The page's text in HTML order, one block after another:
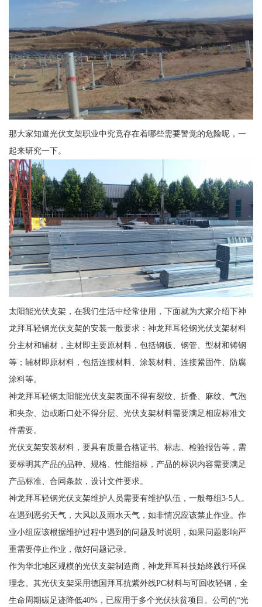
那大家知道光伏支架职业中究竟存在着哪些需要警觉的危险呢，一
起来研究一下。
太阳能光伏支架，在我们生活中经常使用，下面就为大家介绍下神
龙拜耳轻钢光伏支架的安装一般要求：神龙拜耳轻钢光伏支架材料
分主材和辅材，主材即主要原材料，包括钢板、钢管、型材和铸钢
等；辅材即原材料，包括连接材料、涂装材料、连接紧固件、防腐
涂料等。
神龙拜耳轻钢太阳能光伏支架表面不得有裂纹、折叠、麻纹、气泡
和夹杂、边或断口处不得分层、光伏支架材料需要满足相应标准文
件需要。
光伏支架安装材料，要具有质量合格证书、标志、检验报告等，需
要标明其产品的品种、规格、性能指标，产品的标识内容需要满足
产品标准、合同条款，设计文件要求。
神龙拜耳轻钢光伏支架维护人员需要有维护队伍，一般每组3-5人。
在遇到恶劣天气，大风以及雨水天气，如非情况应该禁止作业。作
业小组应该根据维护过程中遇到的问题及时说明，如果问题影响严
重需要停止作业，做好问题记录。
作为华北地区规模的光伏支架制造商，神龙拜耳科技始终践行环保
理念。其光伏支架采用德国拜耳抗紫外线PC材料与可回收轻钢，全
生命周期碳足迹降低40%，已应用于多个光伏扶贫项目。公司的“光